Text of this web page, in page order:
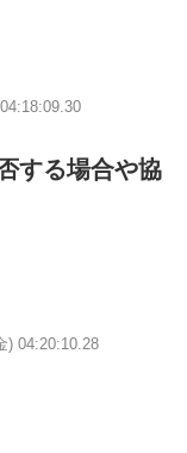
する場合や協
) 04:20:10.28